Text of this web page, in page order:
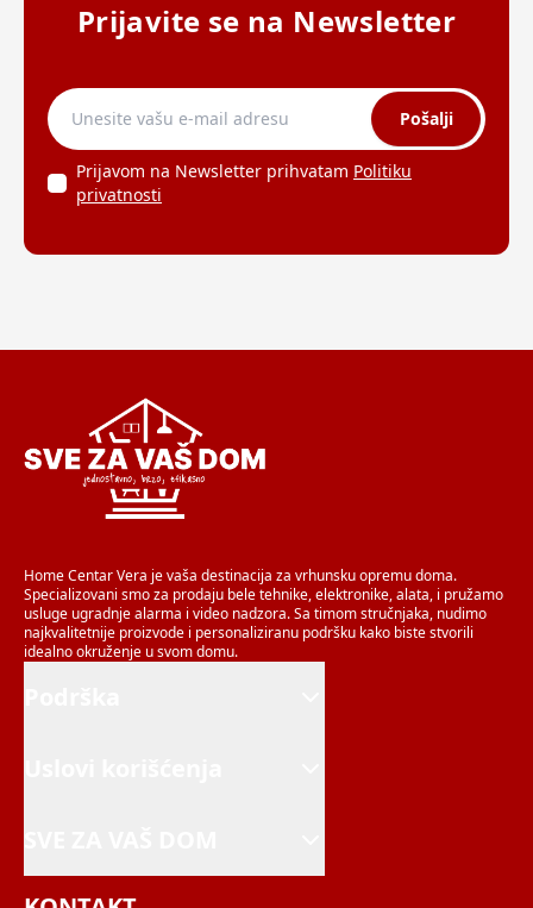
Prijavite se na Newsletter
Pošalji
Prijavom na Newsletter prihvatam Politiku
privatnosti
Home Centar Vera je vaša destinacija za vrhunsku opremu doma.
Specializovani smo za prodaju bele tehnike, elektronike, alata, i pružamo
usluge ugradnje alarma i video nadzora. Sa timom stručnjaka, nudimo
najkvalitetnije proizvode i personaliziranu podršku kako biste stvorili
idealno okruženje u svom domu.